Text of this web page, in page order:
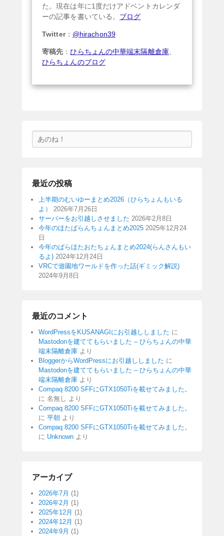
た。現在は年に1度だけアドベントカレンダ
ーの記事を書いている。 ブログ
Twitter： @hirachon39
寄稿先 ：ひらちょんの中華端末隔離倉庫、
ひらちょんのブログ
索
最近の投稿
上半期のむいゆーまとめ2026（ひらちょんもいる
よ）
2026年7月26日
サーバーをお引越しさせました 2026年2月8日
今年のほたぱらんちょんまとめ2025 2025年12月24
日
今年のぱらほたおたちょんまとめ2024(らんさんもい
るよ) 2024年12月24日
VRCで遊園地ワールドを作った話(ギミック解説)
2024年9月8日
最近のコメント
WordPressをKUSANAGIにお引越ししました に
Mastodonを建ててもらいました – ひらちょんの中華
端末隔離倉庫 より
BloggerからWordPressにお引越ししました に
Mastodonを建ててもらいました – ひらちょんの中華
端末隔離倉庫 より
Compaq 8200 SFFにGTX1050Tiを載せてみました。
に 名無し より
Compaq 8200 SFFにGTX1050Tiを載せてみました。
に 平朝 より
Compaq 8200 SFFにGTX1050Tiを載せてみました。
に Unknown より
アーカイブ
2026年7月 (1)
2026年2月 (1)
2025年12月 (1)
2024年12月 (1)
2024年9月 (1)